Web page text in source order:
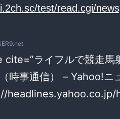
test/read.cgi/
cite=”ライフルで競走馬
時事通信） – Yahoo!ニ